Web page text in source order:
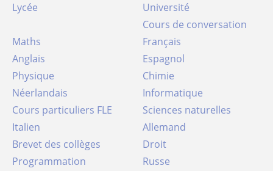
Lycée
Université
Cours de conversation
Maths
Français
Anglais
Espagnol
Physique
Chimie
Néerlandais
Informatique
Cours particuliers FLE
Sciences naturelles
Italien
Allemand
Brevet des collèges
Droit
Programmation
Russe